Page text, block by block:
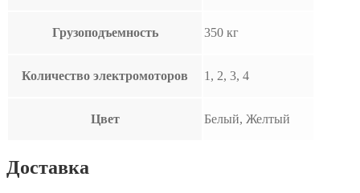
Грузоподъемность 350 кг
Количество электромоторов 1, 2, 3, 4
Цвет Белый, Желтый
Доставка